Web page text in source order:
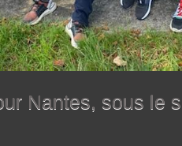
Nantes, sous le